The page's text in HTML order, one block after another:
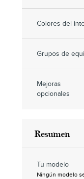
Colores del
Grupos de
Mejoras
opcionales
Resumen
Tu modelo
Ningún modelo